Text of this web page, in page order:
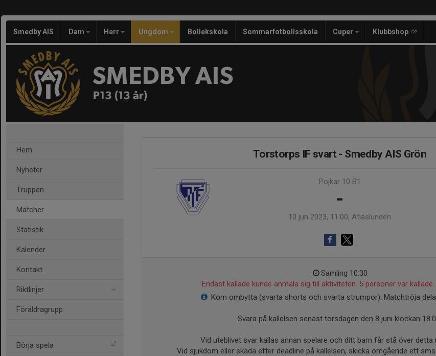
Smedby AIS Dam Herr Ungdom Bollekskola Sommarfotbollsskola Cuper Klubbshop
SMEDBY AIS
P13 (13 år)
Hem
Nyheter
Truppen
Matcher
Statistik
Kalender
Kontakt
Riktlinjer
Föräldragrupp
Börja spela
Torstorps IF svart - Smedby AIS Grön
Pojkar 10 B1
-
10 jun 2023, 11:00, Atlaslunden
Samling 10:30
Endast kallade kunde anmäla sig till aktiviteten. 5 personer var kallade.
Kom ombytta (svarta shorts och svarta strumpor). Matchtröja
Svara på kallelsen senast torsdagen den 8 juni klockan
Vid uteblivet svar kallas annan spelare och ditt barn får stå över detta
Vid sjukdom eller skada efter deadline på kallelsen, skicka omgående ett